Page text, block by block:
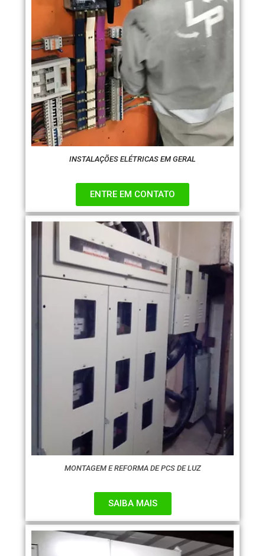
INSTALAÇÕES ELÉTRICAS EM GERAL
ENTRE EM CONTATO
MONTAGEM E REFORMA DE PCS DE LUZ
SAIBA MAIS